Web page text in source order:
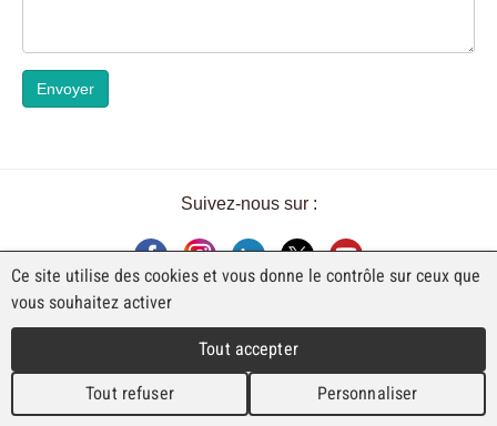
Envoyer
Suivez-nous sur :
UNE EXPOSITION DE FAJI SA
Rue Industrielle 98
CH-2740 Moutier
T. +41 (0)32 492 70 10
info@faji.ch
Ce site utilise des cookies et vous donne le contrôle sur ceux que
vous souhaitez activer
Tout accepter
Tout refuser Personnaliser